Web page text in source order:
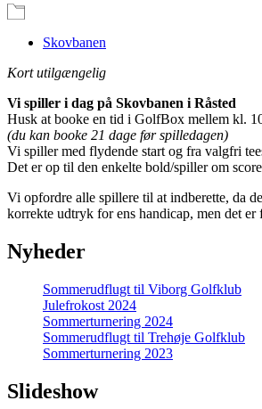
Skovbanen
Kort utilgængelig
Vi spiller i dag på Skovbanen i Råsted
Husk at booke en tid i GolfBox mellem kl.
(du kan booke 21 dage før spilledagen)
Vi spiller med flydende start og fra valgfri
Det er op til den enkelte bold/spiller om
Vi opfordre alle spillere til at indberette, da
korrekte udtryk for ens handicap, men det
Nyheder
Sommerudflugt til Viborg Golfklub
Julefrokost 2024
Sommerturnering 2024
Sommerudflugt til Trehøje Golfklub
Sommerturnering 2023
Slideshow